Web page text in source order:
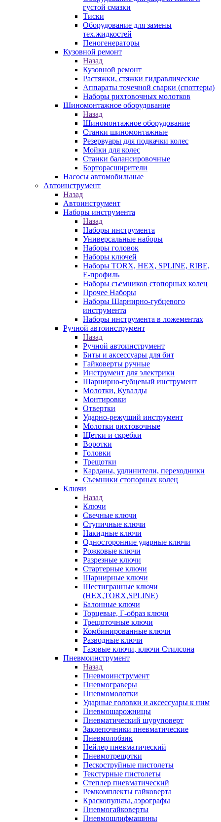
густой смазки
Тиски
Оборудование для замены
тех.жидкостей
Пеногенераторы
Кузовной ремонт
Назад
Кузовной ремонт
Растяжки, стяжки гидравлические
Аппараты точечной сварки (споттеры)
Наборы рихтовочных молотков
Шиномонтажное оборудование
Назад
Шиномонтажное оборудование
Станки шиномонтажные
Резервуары для подкачки колес
Мойки для колес
Станки балансировочные
Борторасширители
Насосы автомобильные
Автоинструмент
Назад
Автоинструмент
Наборы инструмента
Назад
Наборы инструмента
Универсальные наборы
Наборы головок
Наборы ключей
Наборы TORX, HEX, SPLINE, RIBE,
E-профиль
Наборы съемников стопорных колец
Прочее Наборы
Наборы Шарнирно-губцевого
инструмента
Наборы инструмента в ложементах
Ручной автоинструмент
Назад
Ручной автоинструмент
Биты и аксессуары для бит
Гайковерты ручные
Инструмент для электрики
Шарнирно-губцевый инструмент
Молотки, Кувалды
Монтировки
Отвертки
Ударно-режуший инструмент
Молотки рихтовочные
Щетки и скребки
Воротки
Головки
Трещотки
Карданы, удлинители, переходники
Съемники стопорных колец
Ключи
Назад
Ключи
Свечные ключи
Ступичные ключи
Накидные ключи
Односторонние ударные ключи
Рожковые ключи
Разрезные ключи
Стартерные ключи
Шарнирные ключи
Шестигранные ключи
(HEX,TORX,SPLINE)
Балонные ключи
Торцевые, Г-образ ключи
Трещоточные ключи
Комбинированные ключи
Разводные ключи
Газовые ключи, ключи Стилсона
Пневмоинструмент
Назад
Пневмоинструмент
Пневмограверы
Пневмомолотки
Ударные головки и аксессуары к ним
Пневмошарожницы
Пневматический шуруповерт
Заклепочники пневматические
Пневмолобзик
Нейлер пневматический
Пневмотрещотки
Пескоструйные пистолеты
Текстурные пистолеты
Степлер пневматический
Ремкомплекты гайковерта
Краскопульты, аэрографы
Пневмогайковерты
Пневмошлифмашины